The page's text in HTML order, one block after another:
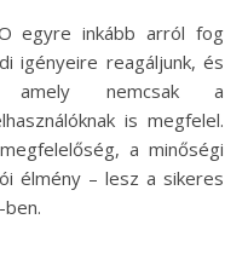
egyre inkább arról fog
igényeire reagáljunk, és
amely nemcsak a
is megfelel.
a minőségi
élmény – lesz a sikeres